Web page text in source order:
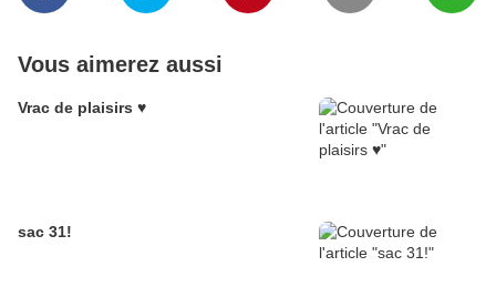
Vous aimerez aussi
Vrac de plaisirs ♥
sac 31!